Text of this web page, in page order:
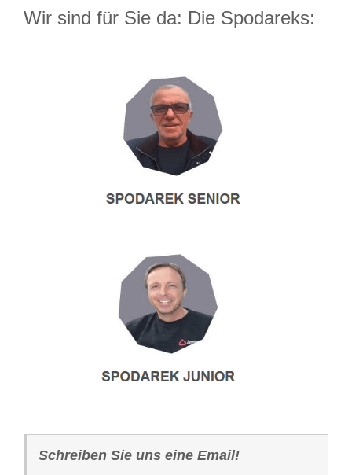
Wir sind für Sie da: Die Spodareks:
Schreiben Sie uns eine Email!